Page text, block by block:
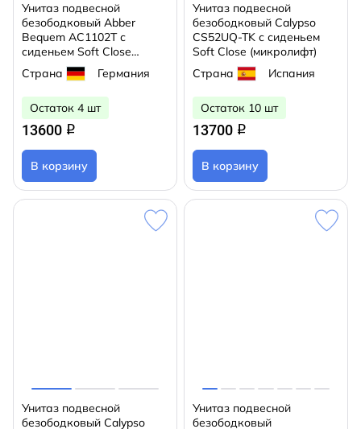
Унитаз подвесной
безободковый Abber
Bequem AC1102T с
сиденьем Soft Close
(микролифт) (белый)
Страна Германия
Остаток 4 шт
13600 q
В корзину
Унитаз подвесной
безободковый Calypso
CS52UQ-TK с сиденьем
Soft Close (микролифт)
Страна
Испания
Остаток 10 шт
13700 q
В корзину
Унитаз подвесной
безободковый Calypso
Унитаз подвесной
безободковый